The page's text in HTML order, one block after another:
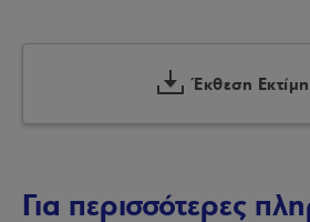
Έκθεση
Για περισσότερες